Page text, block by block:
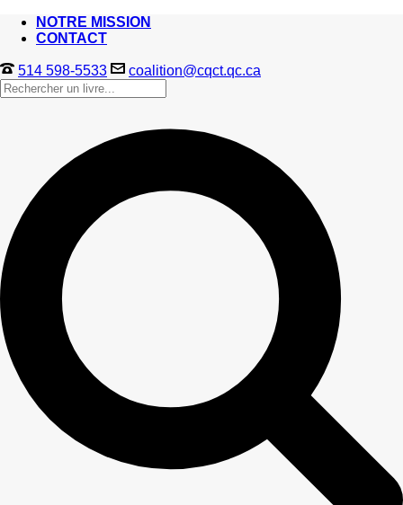
NOTRE MISSION
CONTACT
514 598-5533 coalition@cqct.qc.ca